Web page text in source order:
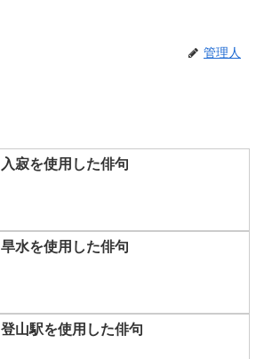
管理人
入寂を使用した俳句
旱水を使用した俳句
登山駅を使用した俳句